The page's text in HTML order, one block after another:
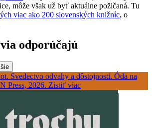
môže však už byť aktuálne požičaná. Tu
viac ako 200 slovenských knižníc, o
odporúčajú